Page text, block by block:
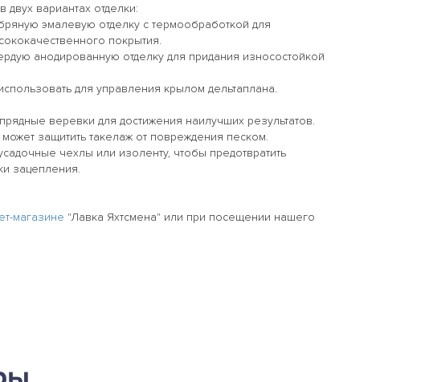
двух вариантах отделки:
эмалевую отделку с термообработкой для
покрытия.
анодированную отделку для придания износостойкой
для управления крылом дельтаплана.
веревки для достижения наилучших результатов.
защитить такелаж от повреждения песком.
чехлы или изоленту, чтобы предотвратить
зацепления.
магазине "Лавка Яхтсмена" или при посещении нашего